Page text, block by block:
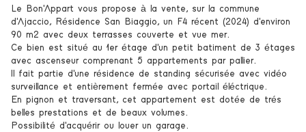
Le Bon'Appart vous propose à la vente, sur la commune
d'Ajaccio, Résidence San Biaggio, un F4 récent (2024) d'environ
90 m2 avec deux terrasses couverte et vue mer.
Ce bien est situé au 1er étage d'un petit batiment de 3 étages
avec ascenseur comprenant 5 appartements par pallier.
Il fait partie d'une résidence de standing sécurisée avec vidéo
surveillance et entièrement fermée avec portail éléctrique.
En pignon et traversant, cet appartement est dotée de trés
belles prestations et de beaux volumes.
Possibilité d'acquérir ou louer un garage.